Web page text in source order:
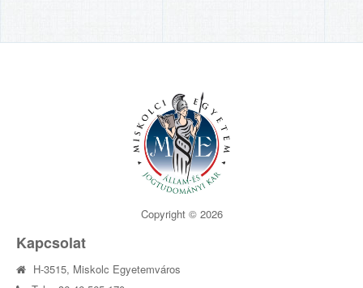
Copyright © 2026
Kapcsolat
H-3515, Miskolc Egyetemváros